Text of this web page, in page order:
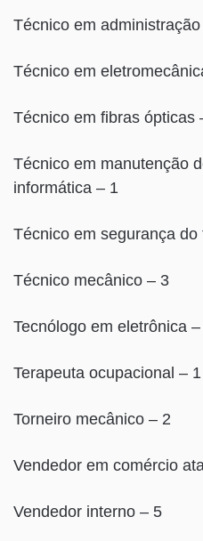
Técnico em
Técnico em
Técnico em fibras ópticas
Técnico em manutenção
informática – 1
Técnico em segurança do
Técnico mecânico – 3
Tecnólogo em eletrônica –
Terapeuta ocupacional – 1
Torneiro mecânico – 2
Vendedor em comércio
Vendedor interno – 5